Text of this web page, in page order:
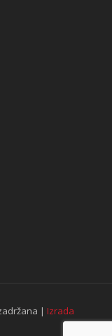
| Izrada